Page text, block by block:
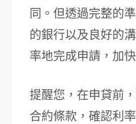
同。但透過完整的
的銀行以及良好的
率地完成申請，加
提醒您，在申貸前
合約條款，確認利